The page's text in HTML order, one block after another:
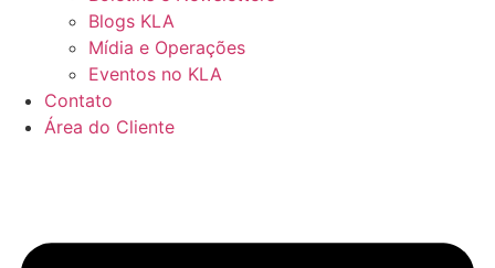
Blogs KLA
Mídia e Operações
Eventos no KLA
Contato
Área do Cliente